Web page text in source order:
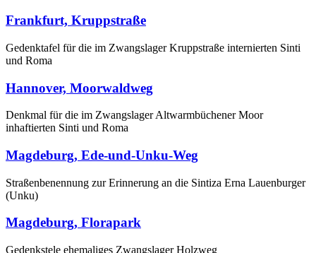
Frankfurt, Kruppstraße
Gedenktafel für die im Zwangslager Kruppstraße internierten Sinti
und Roma
Hannover, Moorwaldweg
Denkmal für die im Zwangslager Altwarmbüchener Moor
inhaftierten Sinti und Roma
Magdeburg, Ede-und-Unku-Weg
Straßenbenennung zur Erinnerung an die Sintiza Erna Lauenburger
(Unku)
Magdeburg, Florapark
Gedenkstele ehemaliges Zwangslager Holzweg